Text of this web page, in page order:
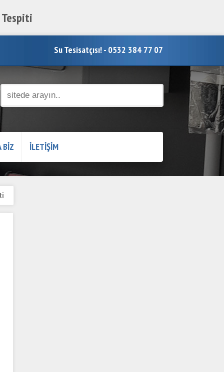
Tespiti
Su Tesisatçısı! - 0532 384 77 07
BİZ İLETİŞİM